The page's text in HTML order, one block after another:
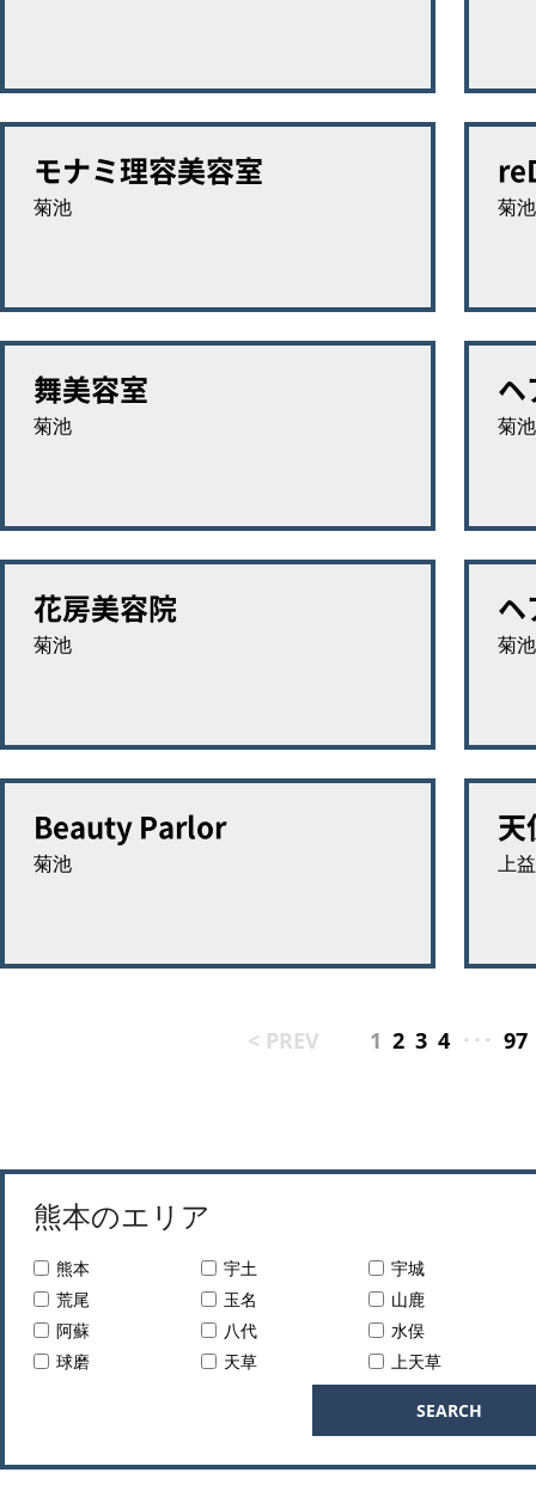
モナミ理容美容室
菊池 菊池
舞美容室
菊池
ヘ
菊池
花房美容院
菊池 菊池
Beauty Parlor
菊池
天
上
< PREV 1 2 3 4 ･･･ 97
熊本のエリア
熊本 宇土
宇城
荒尾
玉名
山鹿
阿蘇
八代
水俣
球磨
天草 上天草